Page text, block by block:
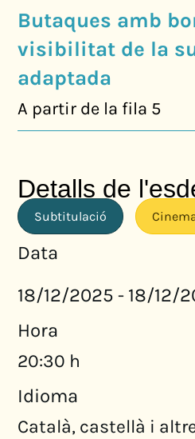
Butaques amb
visibilitat de la
adaptada
A partir de la fila 5
Detalls de
Subtitulació
Data
18/12/2025 - 18/12/
Hora
20:30 h
Idioma
Català, castellà i